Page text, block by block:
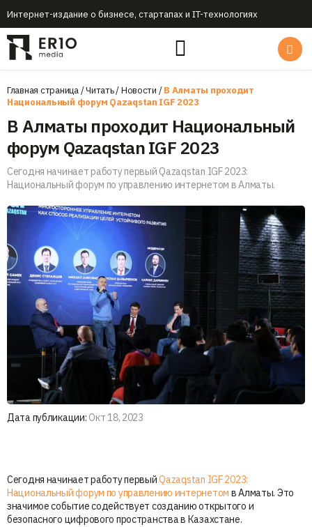
Интернет-издание о бизнесе, стартапах и IT-технологиях
Главная страница/Читать/Новости /В Алматы проходит
Национальный форум Qazaqstan IGF 2023
В Алматы проходит Национальный
форум Qazaqstan IGF 2023
Сегодня начинает работу первый Qazaqstan IGF 2023:
Национальный форум по управлению интернетом в Алматы.
Дата публикации: Окт 18, 2023
Сегодня начинает работу первыйQazaqstan IGF 2023:
Национальный форум по управлению интернетом в Алматы. Это
значимое событие содействует созданию открытого и
безопасного цифрового пространства в Казахстане.